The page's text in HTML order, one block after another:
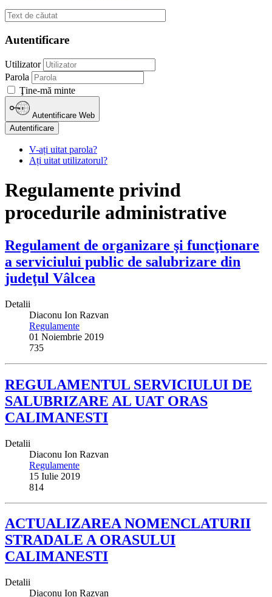
Autentificare
Utilizator
Parola
Ţine-mă minte
Autentificare Web
Autentificare
V-ați uitat parola?
Ați uitat utilizatorul?
Regulamente privind
procedurile administrative
Regulament de organizare şi funcţionare
a serviciului public de salubrizare din
judeţul Vâlcea
Detalii
Diaconu Ion Razvan
Regulamente
01 Noiembrie 2019
735
REGULAMENTUL SERVICIULUI DE
SALUBRIZARE AL UAT ORAS
CALIMANESTI
Detalii
Diaconu Ion Razvan
Regulamente
15 Iulie 2019
814
ACTUALIZAREA NOMENCLATURII
STRADALE A ORASULUI
CALIMANESTI
Detalii
Diaconu Ion Razvan